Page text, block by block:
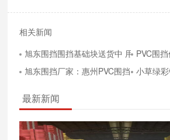
相关新闻
旭东围挡围挡基础块送货中 用后可回收
PVC围
旭东围挡厂家：惠州PVC围挡大量现货
小草绿
最新新闻